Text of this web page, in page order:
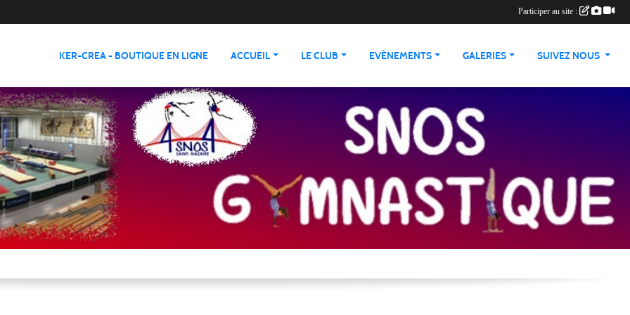
KER-CREA - BOUTIQUE EN LIGNE ACCUEIL LE CLUB EVÈNEMENTS GALERIES SUIVEZ NOUS
Participer au site :